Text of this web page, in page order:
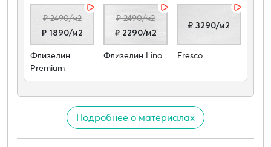
₽ 2490/м2
₽ 1890/м2
Флизелин
Premium
₽ 2490/м2
₽ 2290/м2
Флизелин Lino
₽ 3290/м2
Fresco
Подробнее о материалах